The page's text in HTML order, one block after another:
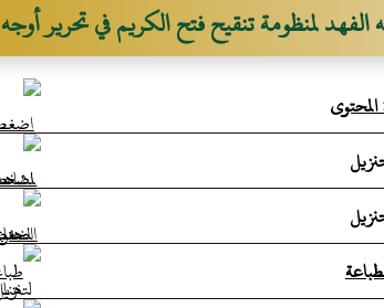
لمنظومة تنقيح فتح الكريم في تحرير أوجه